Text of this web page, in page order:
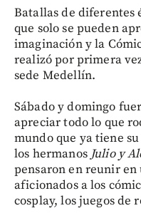
Batallas de diferentes
que solo se pueden
imaginación y la
realizó por primera
sede Medellín.
Sábado y domingo
apreciar todo lo que
mundo que ya tiene
los hermanos Julio y
pensaron en reunir en
aficionados a los
cosplay, los juegos de